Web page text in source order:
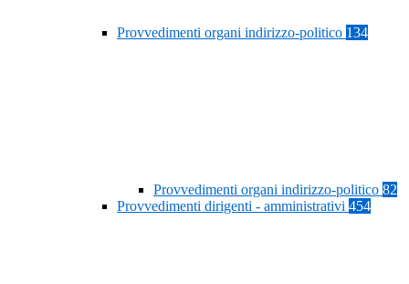
Provvedimenti organi indirizzo-politico 134
Provvedimenti organi indirizzo-politico 82
Provvedimenti dirigenti - amministrativi 454